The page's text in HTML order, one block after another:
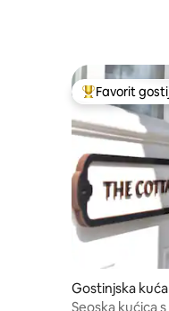
Glavni favorit
Favorit
Gostinjska
nna
Seoska kućica